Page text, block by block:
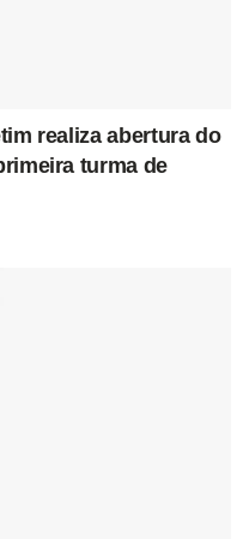
realiza abertura do
turma de